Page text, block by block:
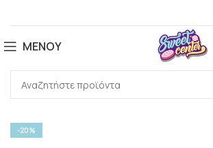
ΜΕΝΟΎ
-20%